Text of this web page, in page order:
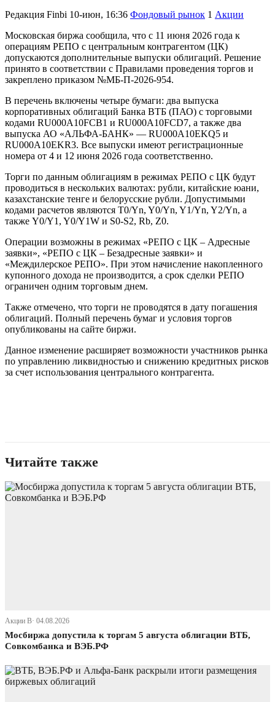
Редакция Finbi 10-июн, 16:36 Фондовый рынок 1 Акции
Московская биржа сообщила, что с 11 июня 2026 года к
операциям РЕПО с центральным контрагентом (ЦК)
допускаются дополнительные выпуски облигаций. Решение
принято в соответствии с Правилами проведения торгов и
закреплено приказом №МБ-П-2026-954.
В перечень включены четыре бумаги: два выпуска
корпоративных облигаций Банка ВТБ (ПАО) с торговыми
кодами RU000A10FCB1 и RU000A10FCD7, а также два
выпуска АО «АЛЬФА-БАНК» — RU000A10EKQ5 и
RU000A10EKR3. Все выпуски имеют регистрационные
номера от 4 и 12 июня 2026 года соответственно.
Торги по данным облигациям в режимах РЕПО с ЦК будут
проводиться в нескольких валютах: рубли, китайские юани,
казахстанские тенге и белорусские рубли. Допустимыми
кодами расчетов являются T0/Yn, Y0/Yn, Y1/Yn, Y2/Yn, а
также Y0/Y1, Y0/Y1W и S0-S2, Rb, Z0.
Операции возможны в режимах «РЕПО с ЦК – Адресные
заявки», «РЕПО с ЦК – Безадресные заявки» и
«Междилерское РЕПО». При этом начисление накопленного
купонного дохода не производится, а срок сделки РЕПО
ограничен одним торговым днем.
Также отмечено, что торги не проводятся в дату погашения
облигаций. Полный перечень бумаг и условия торгов
опубликованы на сайте биржи.
Данное изменение расширяет возможности участников рынка
по управлению ликвидностью и снижению кредитных рисков
за счет использования центрального контрагента.
Читайте также
Акции В· 04.08.2026
Мосбиржа допустила к торгам 5 августа облигации ВТБ,
Совкомбанка и ВЭБ.РФ